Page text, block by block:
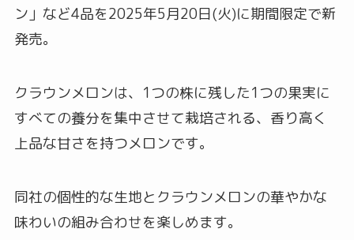
ン」など4品を2025年5月20日(火)に期間限定で新
発売。
クラウンメロンは、1つの株に残した1つの果実に
すべての養分を集中させて栽培される、香り高く
上品な甘さを持つメロンです。
同社の個性的な生地とクラウンメロンの華やかな
味わいの組み合わせを楽しめます。